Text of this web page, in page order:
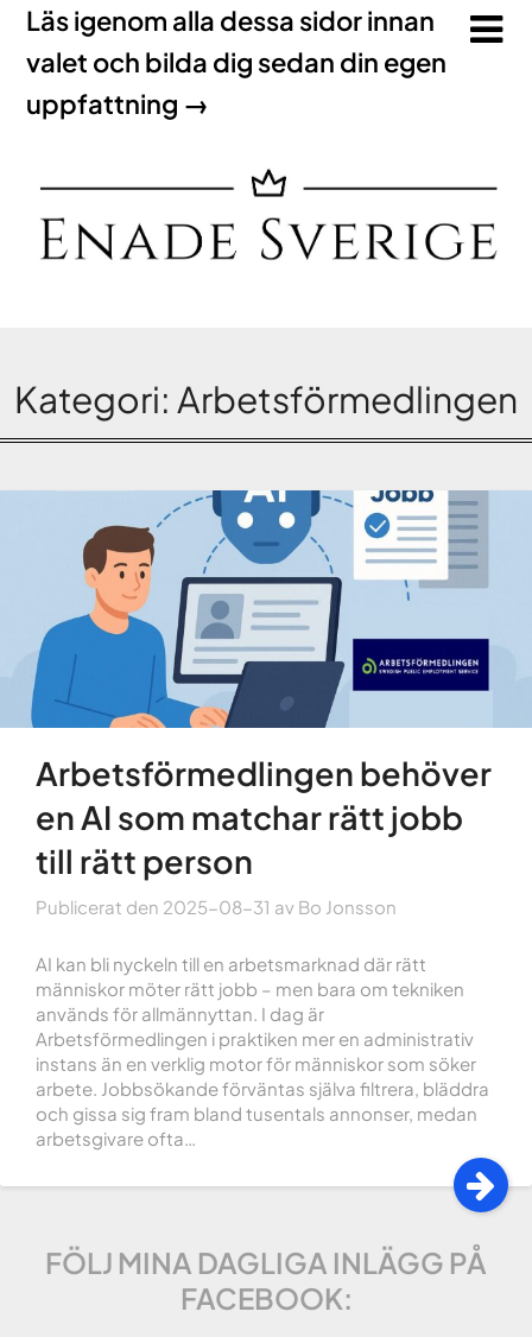
Läs igenom alla dessa sidor innan
valet och bilda dig sedan din egen
uppfattning →
Kategori: Arbetsförmedlingen
Arbetsförmedlingen behöver
en AI som matchar rätt jobb
till rätt person
Publicerat den 2025-08-31 av Bo Jonsson
AI kan bli nyckeln till en arbetsmarknad där rätt
människor möter rätt jobb – men bara om tekniken
används för allmännyttan. I dag är
Arbetsförmedlingen i praktiken mer en administrativ
instans än en verklig motor för människor som söker
arbete. Jobbsökande förväntas själva filtrera, bläddra
och gissa sig fram bland tusentals annonser, medan
arbetsgivare ofta…
FÖLJ MINA DAGLIGA INLÄGG PÅ
FACEBOOK: